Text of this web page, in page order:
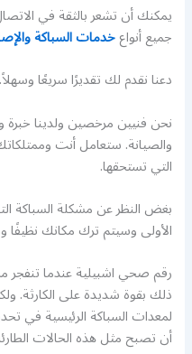
يمكنك أن تشعر بالثقة في
جميع أنواعخدمات السباكة
دعنا نقدم لك تقديرًا سريعًا وسهلاً.
نحن فنيين مرخصين ولدينا خبرة
والصيانة. ستعامل أنت وممتلكاتك
التي تستحقها.
بغض النظر عن مشكلة السباكة
الأولى وسيتم ترك مكانك نظيفًا
رقم صحي اشبيلية عندما تنفجر
ذلك بقوة شديدة على الكارثة.
لمعدات السباكة الرئيسية في
أن تصبح مثل هذه الحالات